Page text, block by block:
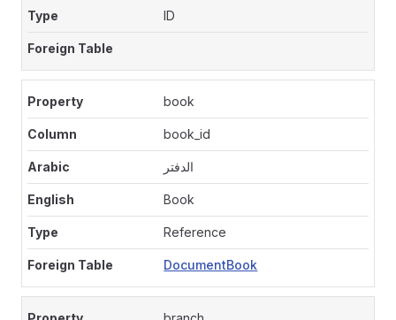
ID
book
book_id
الدفتر
Book
Reference
DocumentBook